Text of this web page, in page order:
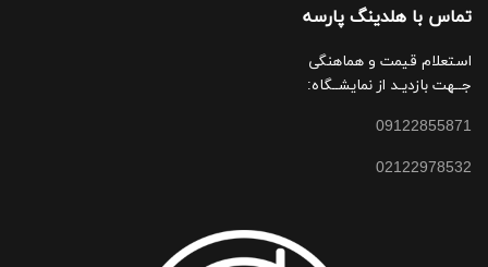
تماس با هلدینگ پارسه
استعلام قیمت و هماهنگی
جــهت بازدیـد از نمایشــگاه:
09122855871
02122978532